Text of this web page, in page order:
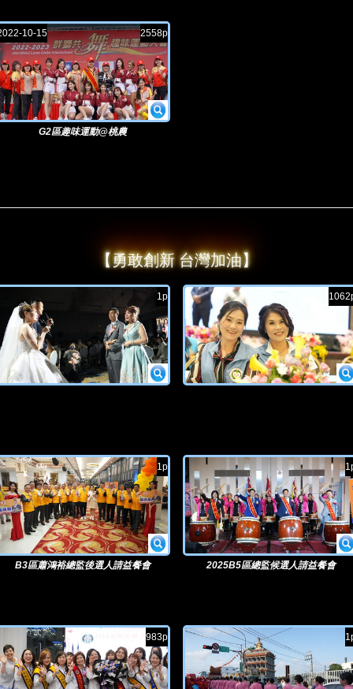
10-15 2558p
G2區趣味運動@桃農
【勇敢創新 台灣加油】
1p
1p
B3區蕭鴻裕總監後選人請益餐會 2025B5區總監候選人請益餐會
983p